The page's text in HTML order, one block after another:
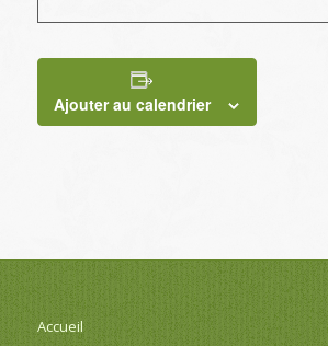
Ajouter au calendrier
Accueil